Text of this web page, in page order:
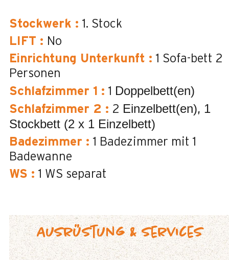
Stockwerk : 1. Stock
LIFT : No
Einrichtung Unterkunft : 1 Sofa-bett 2
Personen
Schlafzimmer 1 : 1 Doppelbett(en)
Schlafzimmer 2 : 2 Einzelbett(en) 1
Stockbett (2 x 1 Einzelbett)
Badezimmer : 1 Badezimmer mit 1
Badewanne
WS : 1 WS separat
Ausrüstung & Services